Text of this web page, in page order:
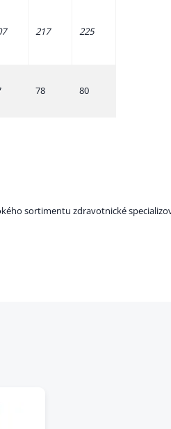
217 225
78 80
sortimentu zdravotnické